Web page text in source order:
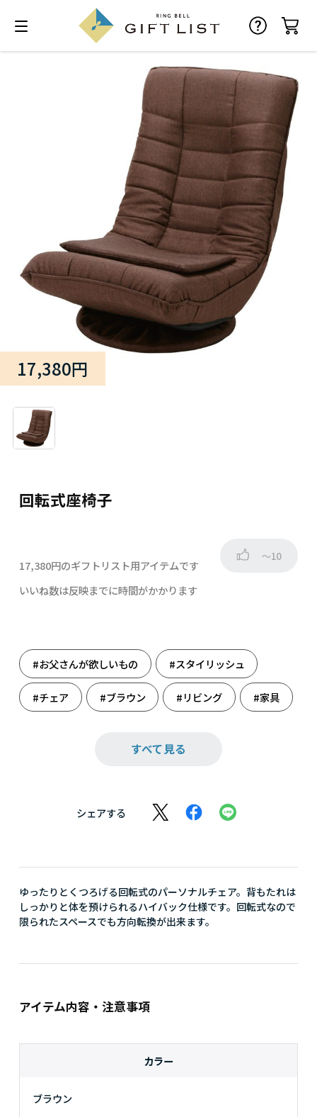
回転式座椅子
17,380円
17,380円のギフトリスト用アイテムです
～10
いいね数は反映までに時間がかかります
#お父さんが欲しいもの #スタイリッシュ
#チェア #ブラウン #リビング #家具
すべて見る
シェアする
ゆったりとくつろげる回転式のパーソナルチェア。背もたれは
しっかりと体を預けられるハイバック仕様です。回転式なので
限られたスペースでも方向転換が出来ます。
アイテム内容・注意事項
カラー
ブラウン